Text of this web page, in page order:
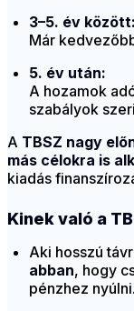
3–5. év között:
Már
5. év után:
A hozamok
szabályok
A TBSZ nagy
más célokra is
kiadás
Kinek való a
Aki hosszú
abban, hogy
pénzhez nyúlni.